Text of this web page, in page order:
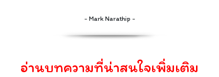
- Mark Narathip -
อ่านบทความที่น่าสนใจเพิ่มเติม